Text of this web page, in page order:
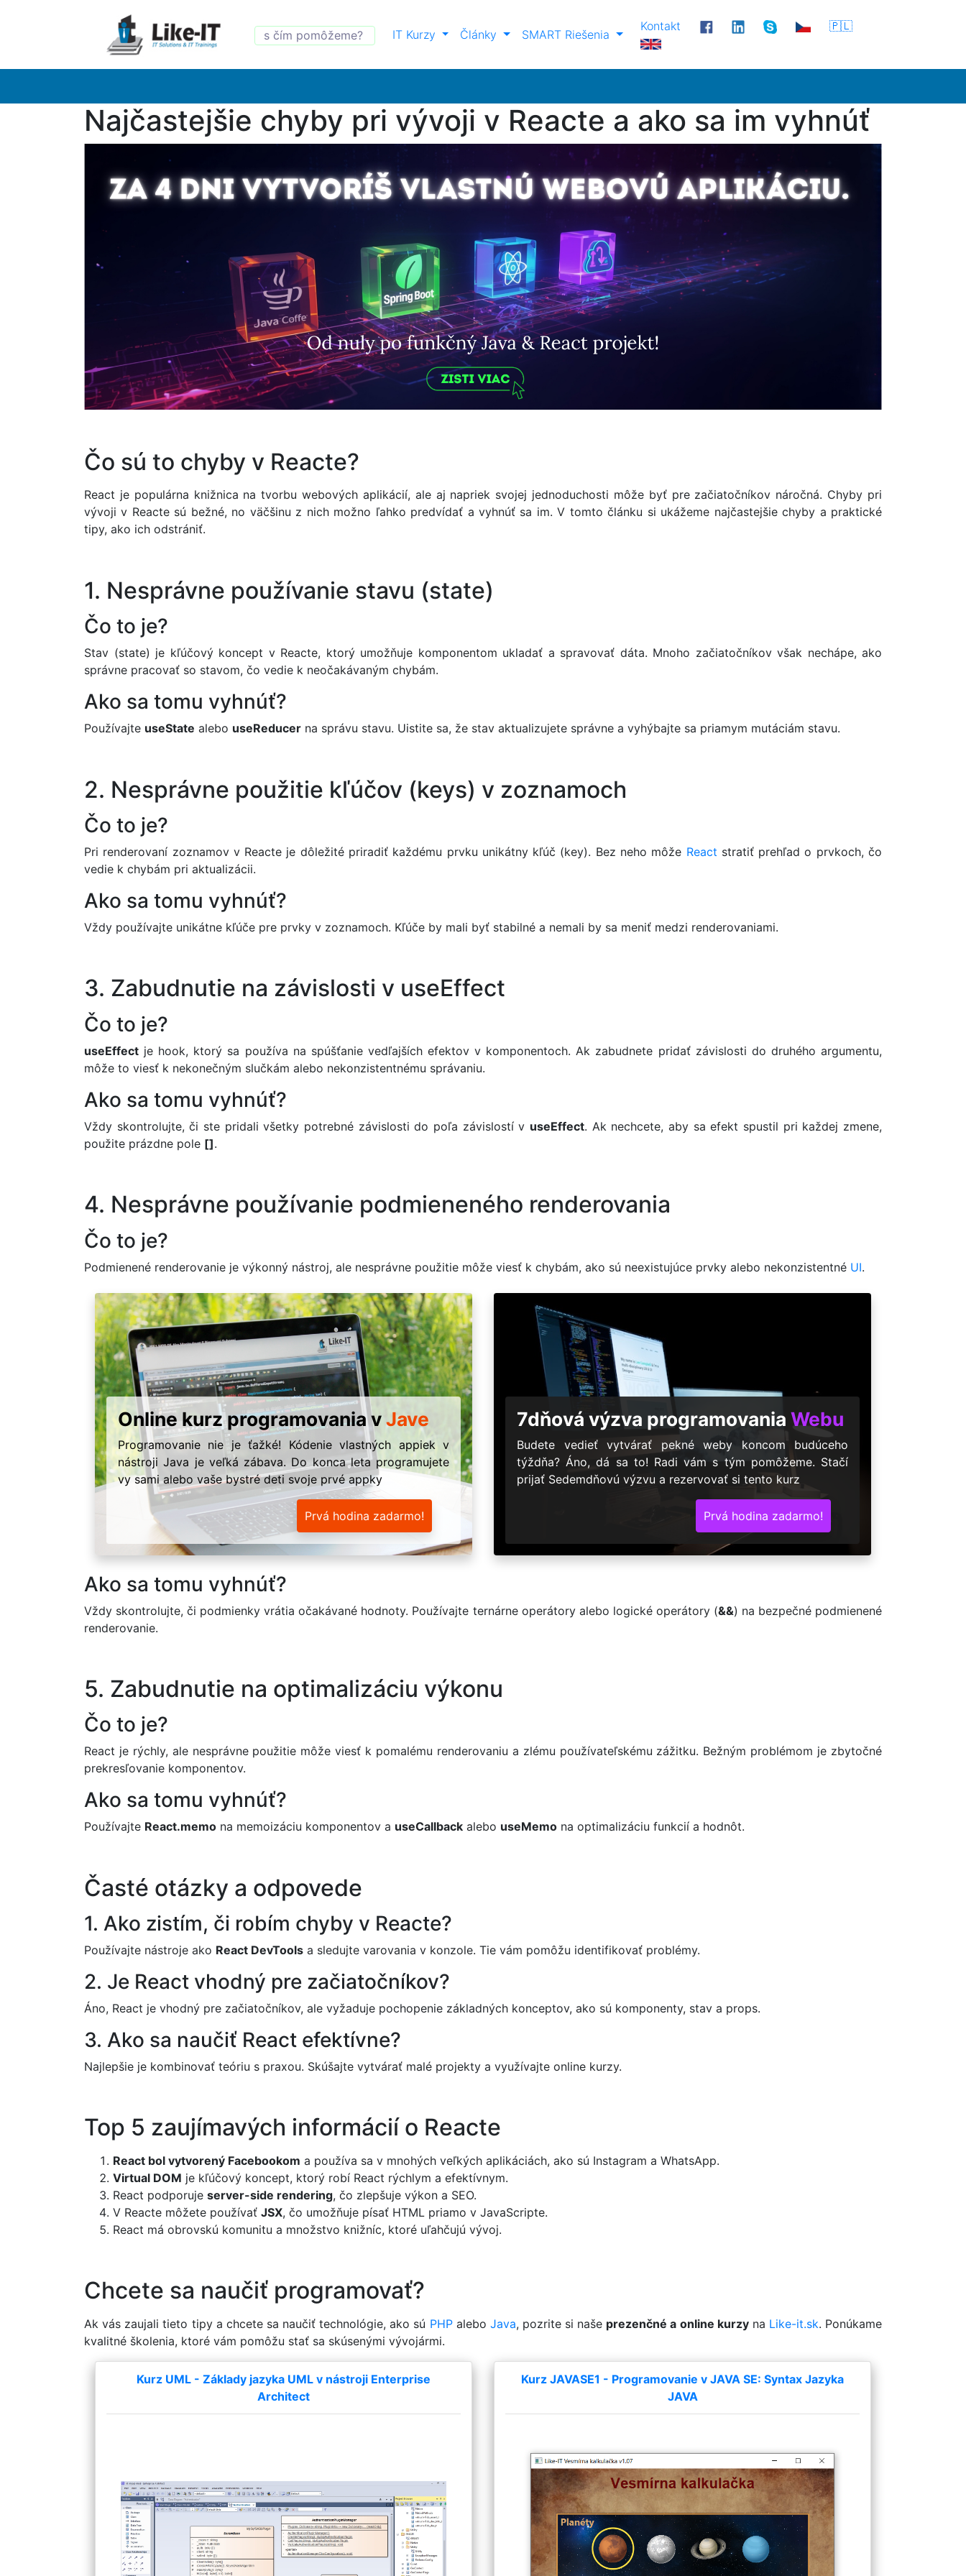
IT Kurzy Články SMART Riešenia
Kontakt 🇵🇱
Najčastejšie chyby pri vývoji v Reacte a ako sa im vyhnúť
Čo sú to chyby v Reacte?
React je populárna knižnica na tvorbu webových aplikácií, ale aj napriek svojej jednoduchosti môže byť pre začiatočníkov náročná. Chyby pri
vývoji v Reacte sú bežné, no väčšinu z nich možno ľahko predvídať a vyhnúť sa im. V tomto článku si ukážeme najčastejšie chyby a praktické
tipy, ako ich odstrániť.
1. Nesprávne používanie stavu (state)
Čo to je?
Stav (state) je kľúčový koncept v Reacte, ktorý umožňuje komponentom ukladať a spravovať dáta. Mnoho začiatočníkov však nechápe, ako
správne pracovať so stavom, čo vedie k neočakávaným chybám.
Ako sa tomu vyhnúť?
Používajte useState alebo useReducer na správu stavu. Uistite sa, že stav aktualizujete správne a vyhýbajte sa priamym mutáciám stavu.
2. Nesprávne použitie kľúčov (keys) v zoznamoch
Čo to je?
Pri renderovaní zoznamov v Reacte je dôležité priradiť každému prvku unikátny kľúč (key). Bez neho môže React stratiť prehľad o prvkoch, čo
vedie k chybám pri aktualizácii.
Ako sa tomu vyhnúť?
Vždy používajte unikátne kľúče pre prvky v zoznamoch. Kľúče by mali byť stabilné a nemali by sa meniť medzi renderovaniami.
3. Zabudnutie na závislosti v useEffect
Čo to je?
useEffect je hook, ktorý sa používa na spúšťanie vedľajších efektov v komponentoch. Ak zabudnete pridať závislosti do druhého argumentu,
môže to viesť k nekonečným slučkám alebo nekonzistentnému správaniu.
Ako sa tomu vyhnúť?
Vždy skontrolujte, či ste pridali všetky potrebné závislosti do poľa závislostí v useEffect. Ak nechcete, aby sa efekt spustil pri každej zmene,
použite prázdne pole [].
4. Nesprávne používanie podmieneného renderovania
Čo to je?
Podmienené renderovanie je výkonný nástroj, ale nesprávne použitie môže viesť k chybám, ako sú neexistujúce prvky alebo nekonzistentné UI.
Online kurz programovania vJave
Programovanie nie je ťažké! Kódenie vlastných appiek v
nástroji Java je veľká zábava. Do konca leta programujete
vy sami alebo vaše bystré deti svoje prvé appky
Prvá hodina zadarmo!
7dňová výzva programovania Webu
Budete vedieť vytvárať pekné weby koncom budúceho
týždňa? Áno, dá sa to! Radi vám s tým pomôžeme. Stačí
prijať Sedemdňovú výzvu a rezervovať si tento kurz
Prvá hodina zadarmo!
Ako sa tomu vyhnúť?
Vždy skontrolujte, či podmienky vrátia očakávané hodnoty. Používajte ternárne operátory alebo logické operátory (&&) na bezpečné podmienené
renderovanie.
5. Zabudnutie na optimalizáciu výkonu
Čo to je?
React je rýchly, ale nesprávne použitie môže viesť k pomalému renderovaniu a zlému používateľskému zážitku. Bežným problémom je zbytočné
prekresľovanie komponentov.
Ako sa tomu vyhnúť?
Používajte React.memo na memoizáciu komponentov a useCallback alebo useMemo na optimalizáciu funkcií a hodnôt.
Časté otázky a odpovede
1. Ako zistím, či robím chyby v Reacte?
Používajte nástroje ako React DevTools a sledujte varovania v konzole. Tie vám pomôžu identifikovať problémy.
2. Je React vhodný pre začiatočníkov?
Áno, React je vhodný pre začiatočníkov, ale vyžaduje pochopenie základných konceptov, ako sú komponenty, stav a props.
3. Ako sa naučiť React efektívne?
Najlepšie je kombinovať teóriu s praxou. Skúšajte vytvárať malé projekty a využívajte online kurzy.
Top 5 zaujímavých informácií o Reacte
React bol vytvorený Facebookom a používa sa v mnohých veľkých aplikáciách, ako sú Instagram a WhatsApp.
Virtual DOM je kľúčový koncept, ktorý robí React rýchlym a efektívnym.
React podporuje server-side rendering, čo zlepšuje výkon a SEO.
V Reacte môžete používať JSX, čo umožňuje písať HTML priamo v JavaScripte.
React má obrovskú komunitu a množstvo knižníc, ktoré uľahčujú vývoj.
Chcete sa naučiť programovať?
Ak vás zaujali tieto tipy a chcete sa naučiť technológie, ako sú PHPalebo Java, pozrite si naše prezenčné a online kurzyna Like-it.sk. Ponúkame
kvalitné školenia, ktoré vám pomôžu stať sa skúsenými vývojármi.
Kurz UML - Základy jazyka UML v nástroji Enterprise
Architect
Kurz JAVASE1 - Programovanie v JAVA SE: Syntax Jazyka
JAVA